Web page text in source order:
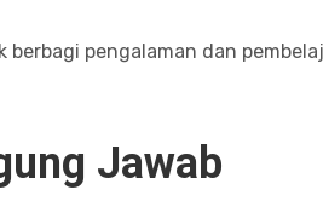
pengalaman dan
Jawab